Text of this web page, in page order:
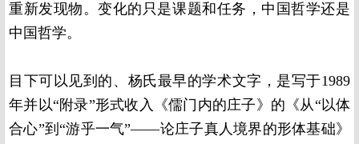
重新发现物。变化的只是课题和任务，中国哲学还是
中国哲学。
目下可以见到的、杨氏最早的学术文字，是写于1989
年并以“附录”形式收入《儒门内的庄子》的《从“以体
合心”到“游乎一气”——论庄子真人境界的形体基础》